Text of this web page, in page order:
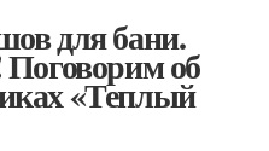
для бани.
об
«Теплый